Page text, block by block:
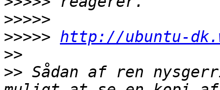
>>>>>
>>>>> http://ubuntu-
>>
>> Sådan af ren